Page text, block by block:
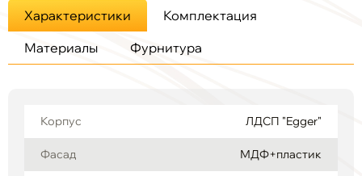
Характеристики
Комплектация
Материалы
Фурнитура
Корпус ЛДСП "Egger"
Фасад МДФ+пластик